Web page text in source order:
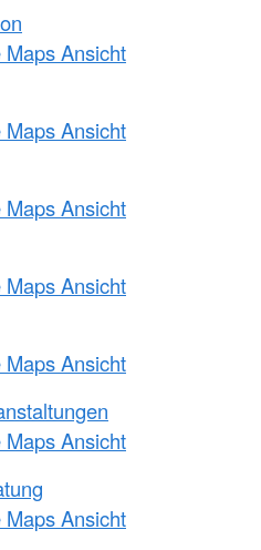
Ansicht
Ansicht
Ansicht
Ansicht
Ansicht
Ansicht
Ansicht